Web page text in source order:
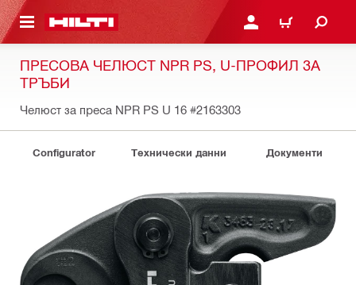
СЪДЪРЖАНИЕ ВЛЕЗ ИЛИ СЕ
КОЛИЧКА
ПРЕСОВА ЧЕЛЮСТ NPR PS, U-ПРОФИЛ ЗА
ТРЪБИ
Челюст за преса NPR PS U 16 #2163303
Configurator Технически данни Документи